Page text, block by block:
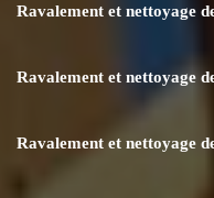
Ravalement et nettoyage
Ravalement et nettoyage
Ravalement et nettoyage